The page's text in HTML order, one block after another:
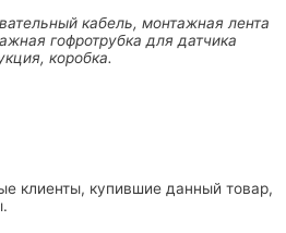
кабель, монтажная лента
гофротрубка для датчика
коробка.
клиенты, купившие данный товар,